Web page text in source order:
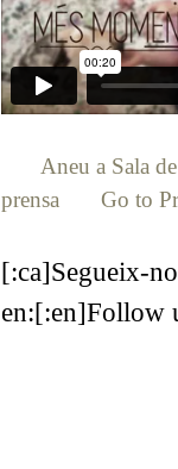
Aneu a Sala
prensa[:en] Go to
[:ca]Segueix-
en:[:en]Follow